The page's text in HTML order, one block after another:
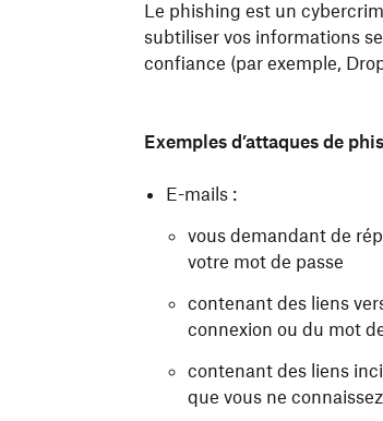
Le phishing est un
subtiliser vos informations
confiance (par exemple,
Exemples d’attaques de
E-mails :
vous demandant de
votre mot de passe
contenant des liens
connexion ou du mot
contenant des liens
que vous ne